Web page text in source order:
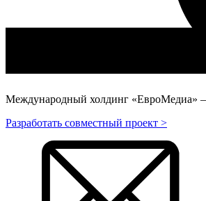
Международный холдинг «ЕвроМедиа» —
Разработать совместный проект >